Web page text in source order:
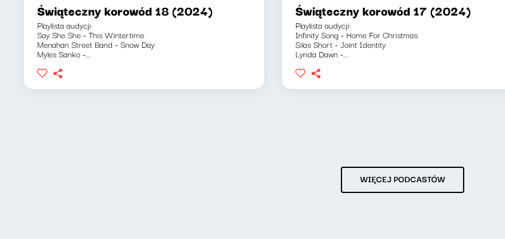
Świąteczny korowód 18 (2024)
Playlista audycji:
Say She She - This Wintertime
Menahan Street Band - Snow Day
Myles Sanko -...
Świąteczny korowód 17 (2024)
Playlista audycji:
Infinity Song - Home For Christmas
Silas Short - Joint Identity
Lynda Dawn -...
WIĘCEJ PODCASTÓW